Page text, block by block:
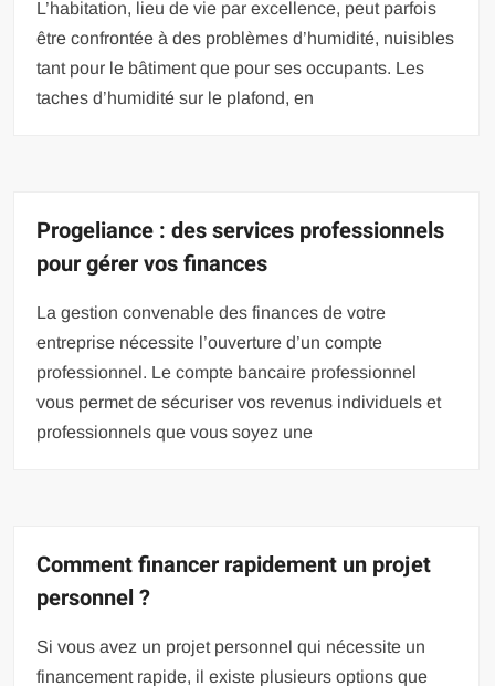
L’habitation, lieu de vie par excellence, peut parfois
être confrontée à des problèmes d’humidité, nuisibles
tant pour le bâtiment que pour ses occupants. Les
taches d’humidité sur le plafond, en
Progeliance : des services professionnels
pour gérer vos finances
La gestion convenable des finances de votre
entreprise nécessite l’ouverture d’un compte
professionnel. Le compte bancaire professionnel
vous permet de sécuriser vos revenus individuels et
professionnels que vous soyez une
Comment financer rapidement un projet
personnel ?
Si vous avez un projet personnel qui nécessite un
financement rapide, il existe plusieurs options que